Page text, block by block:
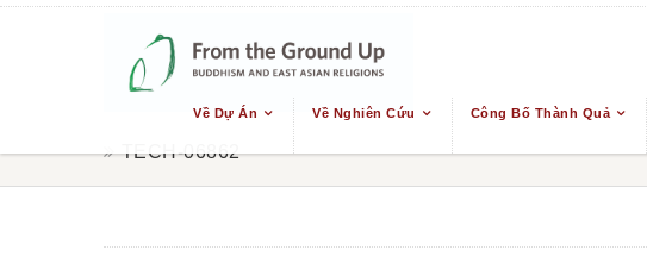
Về Dự Án Về Nghiên Cứu Công Bố Thành Quả
TECH-06862